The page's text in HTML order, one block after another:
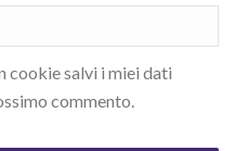
cookie salvi i miei dati
commento.